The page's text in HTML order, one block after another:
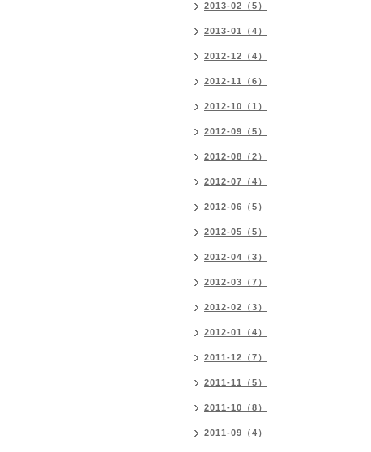
2013-02（5）
2013-01（4）
2012-12（4）
2012-11（6）
2012-10（1）
2012-09（5）
2012-08（2）
2012-07（4）
2012-06（5）
2012-05（5）
2012-04（3）
2012-03（7）
2012-02（3）
2012-01（4）
2011-12（7）
2011-11（5）
2011-10（8）
2011-09（4）